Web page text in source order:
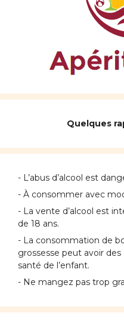
Quelques
- L’abus d’alcool est
- À consommer avec
- La vente d’alcool est
de 18 ans.
- La consommation de
grossesse peut avoir
santé de l’enfant.
- Ne mangez pas trop